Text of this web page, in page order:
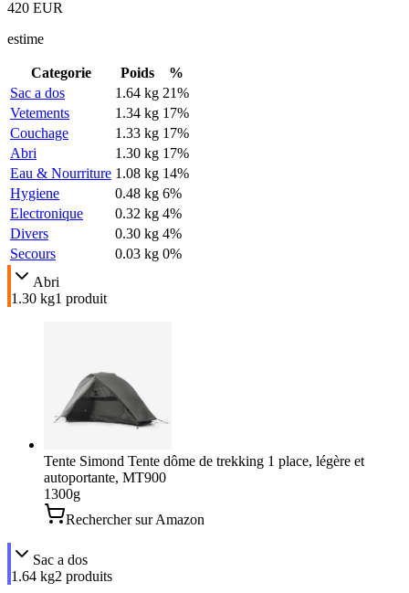
420 EUR
estime
Categorie Poids
%
Sac a dos
1.64 kg 21%
Vetements
1.34 kg 17%
Couchage
1.33 kg 17%
Abri
1.30 kg 17%
Eau & Nourriture 1.08 kg 14%
Hygiene
0.48 kg 6%
Electronique
0.32 kg 4%
Divers
0.30 kg 4%
Secours
0.03 kg 0%
Abri
1.30 kg1 produit
Tente Simond ​Tente dôme de trekking 1 place, légère et
autoportante, MT900
1300g
Rechercher sur Amazon
Sac a dos
1.64 kg2 produits